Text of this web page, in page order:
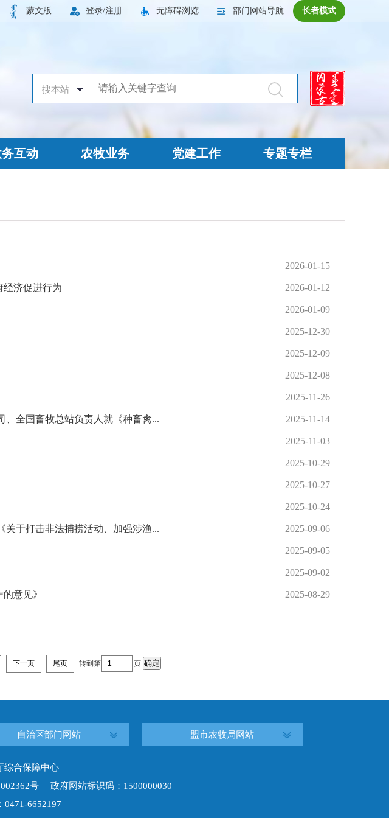
长者模式
部门网站导航
无障碍浏览
登录/注册
蒙文版
互动 农牧业务 党建工作 专题专栏
2026-01-15
经济促进行为 2026-01-12
2026-01-09
2025-12-30
2025-12-09
2025-12-08
2025-11-26
全国畜牧总站负责人就《种畜禽... 2025-11-14
2025-11-03
2025-10-29
2025-10-27
2025-10-24
于打击非法捕捞活动、加强涉渔... 2025-09-06
2025-09-05
2025-09-02
意见》 2025-08-29
下一页 尾页 转到第 页 确定
自治区部门网站 盟市农牧局网站
合保障中心
号 政府网站标识码：1500000030
0471-6652197